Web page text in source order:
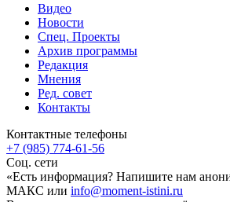
Видео
Новости
Спец. Проекты
Архив программы
Редакция
Мнения
Ред. совет
Контакты
Контактные телефоны
+7 (985) 774-61-56
Соц. сети
«Есть информация? Напишите нам
МАКС или info@moment-istini.ru